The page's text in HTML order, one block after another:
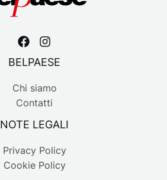
BELPAESE
Chi siamo
Contatti
NOTE LEGALI
Privacy Policy
Cookie Policy